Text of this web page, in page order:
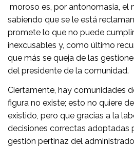
moroso es, por antonomasia, el
sabiendo que se le está
promete lo que no puede
inexcusables y, como último
que más se queja de las
del presidente de la comunidad.
Ciertamente, hay comunidades
figura no existe; esto no quiere
existido, pero que gracias a la
decisiones correctas adoptadas
gestión pertinaz del